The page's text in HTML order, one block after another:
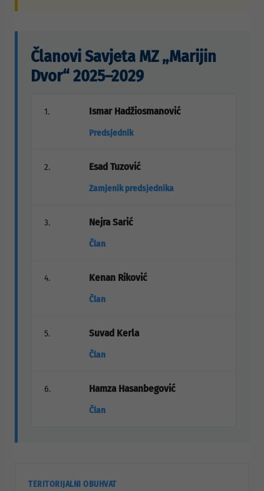
Članovi Savjeta MZ „Marijin
Dvor“ 2025–2029
1. Ismar Hadžiosmanović
Predsjednik
2. Esad Tuzović
Zamjenik predsjednika
3. Nejra Sarić
Član
4. Kenan Riković
Član
5. Suvad Kerla
Član
6. Hamza Hasanbegović
Član
TERITORIJALNI OBUHVAT